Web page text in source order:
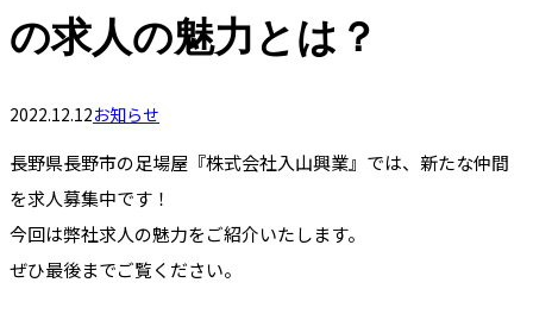
の求人の魅力とは？
2022.12.12お知らせ
長野県長野市の足場屋『株式会社入山興業』では、新たな仲間
を求人募集中です！
今回は弊社求人の魅力をご紹介いたします。
ぜひ最後までご覧ください。